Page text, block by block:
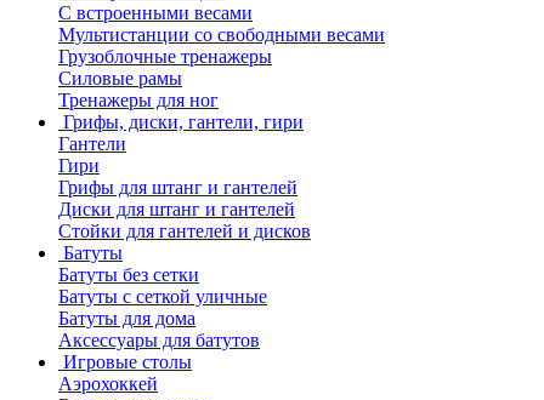
С встроенными весами
Мультистанции со свободными весами
Грузоблочные тренажеры
Силовые рамы
Тренажеры для ног
Грифы, диски, гантели, гири
Гантели
Гири
Грифы для штанг и гантелей
Диски для штанг и гантелей
Стойки для гантелей и дисков
Батуты
Батуты без сетки
Батуты с сеткой уличные
Батуты для дома
Аксессуары для батутов
Игровые столы
Аэрохоккей